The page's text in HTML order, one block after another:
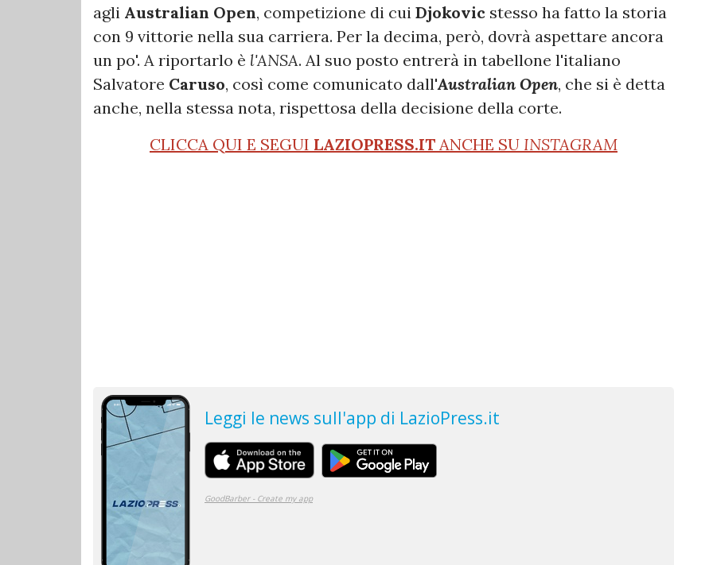
agli Australian Open, competizione di cui Djokovic stesso ha fatto la storia
con 9 vittorie nella sua carriera. Per la decima, però, dovrà aspettare ancora
un po'. A riportarlo è l'ANSA. Al suo posto entrerà in tabellone l'italiano
Salvatore Caruso, così come comunicato dall'Australian Open, che si è detta
anche, nella stessa nota, rispettosa della decisione della corte.
CLICCA QUI E SEGUI LAZIOPRESS.IT ANCHE SU INSTAGRAM